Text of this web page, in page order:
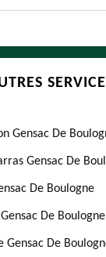
Gensac De
Gensac De
De Boulogne
De Boulogne
Gensac De